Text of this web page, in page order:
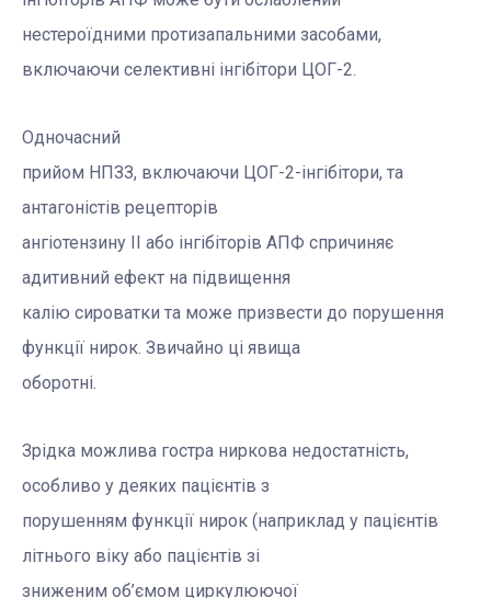
нестероїдними протизапальними засобами,
включаючи селективні інгібітори ЦОГ-2.
Одночасний
прийом НПЗЗ, включаючи ЦОГ-2-інгібітори, та
антагоністів рецепторів
ангіотензину II або інгібіторів АПФ спричиняє
адитивний ефект на підвищення
калію сироватки та може призвести до порушення
функції нирок. Звичайно ці явища
оборотні.
Зрідка можлива гостра ниркова недостатність,
особливо у деяких пацієнтів з
порушенням функції нирок (наприклад у пацієнтів
літнього віку або пацієнтів зі
зниженим об’ємом циркулюючої